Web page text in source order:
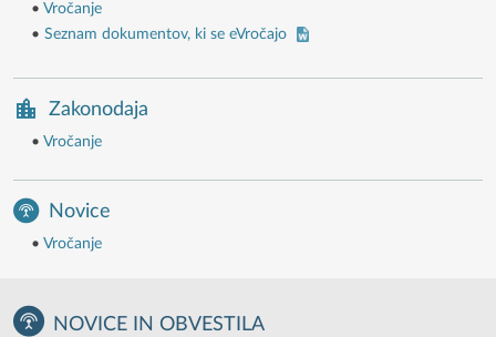
• Vročanje
• Seznam dokumentov, ki se eVročajo
Zakonodaja
• Vročanje
Novice
• Vročanje
NOVICE IN OBVESTILA